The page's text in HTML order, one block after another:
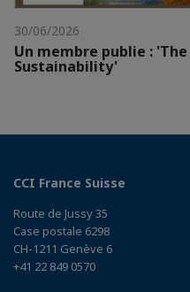
30/06/2026
Un membre publie :
Sustainability'
CCI France Suisse
Route de Jussy 35
Case postale 6298
CH-1211 Genève 6
+41 22 849 0570